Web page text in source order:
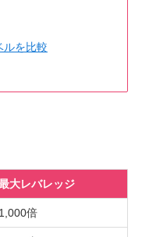
ルを比較
大レバレッジ
1,000倍